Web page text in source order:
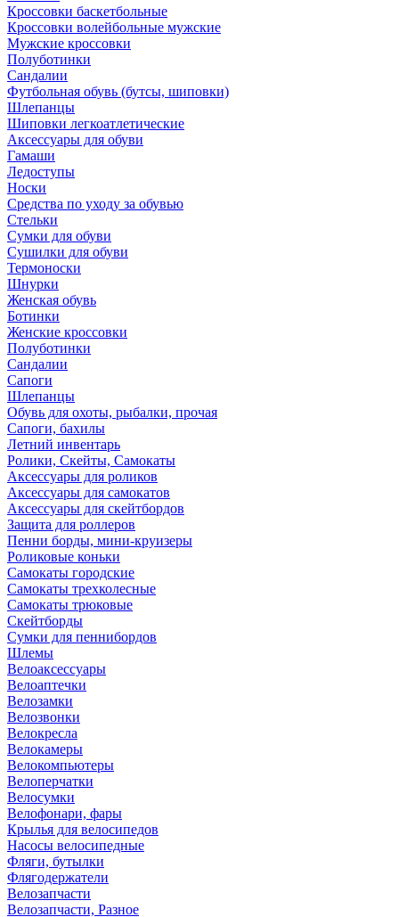
Кроссовки баскетбольные
Кроссовки волейбольные мужские
Мужские кроссовки
Полуботинки
Сандалии
Футбольная обувь (бутсы, шиповки)
Шлепанцы
Шиповки легкоатлетические
Аксессуары для обуви
Гамаши
Ледоступы
Носки
Средства по уходу за обувью
Стельки
Сумки для обуви
Сушилки для обуви
Термоноски
Шнурки
Женская обувь
Ботинки
Женские кроссовки
Полуботинки
Сандалии
Сапоги
Шлепанцы
Обувь для охоты, рыбалки, прочая
Сапоги, бахилы
Летний инвентарь
Ролики, Скейты, Самокаты
Аксессуары для роликов
Аксессуары для самокатов
Аксессуары для скейтбордов
Защита для роллеров
Пенни борды, мини-круизеры
Роликовые коньки
Самокаты городские
Самокаты трехколесные
Самокаты трюковые
Скейтборды
Сумки для пеннибордов
Шлемы
Велоаксессуары
Велоаптечки
Велозамки
Велозвонки
Велокресла
Велокамеры
Велокомпьютеры
Велоперчатки
Велосумки
Велофонари, фары
Крылья для велосипедов
Насосы велосипедные
Фляги, бутылки
Флягодержатели
Велозапчасти
Велозапчасти, Разное